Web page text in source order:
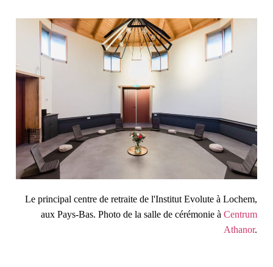
Le principal centre de retraite de l'Institut Evolute à Lochem,
aux Pays-Bas. Photo de la salle de cérémonie à Centrum
Athanor.